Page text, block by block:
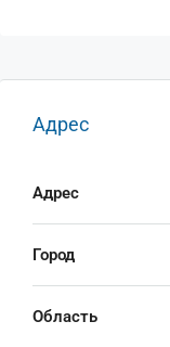
Адрес
Адрес
Город
Область